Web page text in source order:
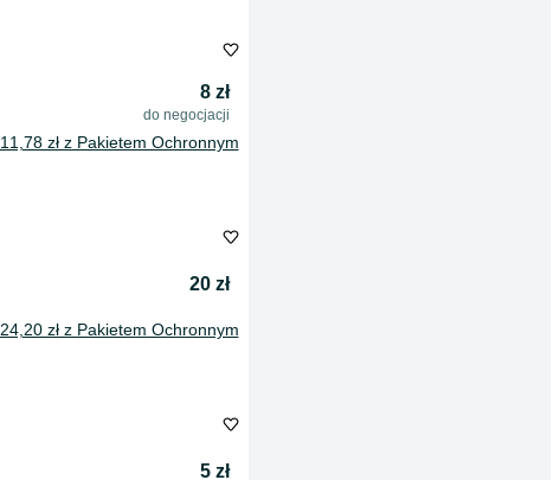
8 zł
do negocjacji
11,78 zł z Pakietem Ochronnym
20 zł
24,20 zł z Pakietem Ochronnym
5 zł